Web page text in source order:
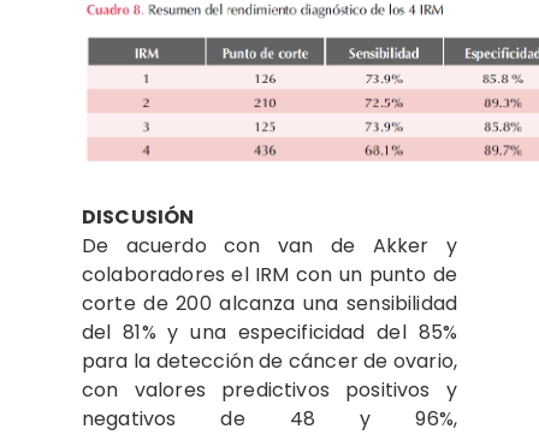
DISCUSIÓN
De acuerdo con van de Akker y
colaboradores el IRM con un punto de
corte de 200 alcanza una sensibilidad
del 81% y una especificidad del 85%
para la detección de cáncer de ovario,
con valores predictivos positivos y
negativos de 48 y 96%,